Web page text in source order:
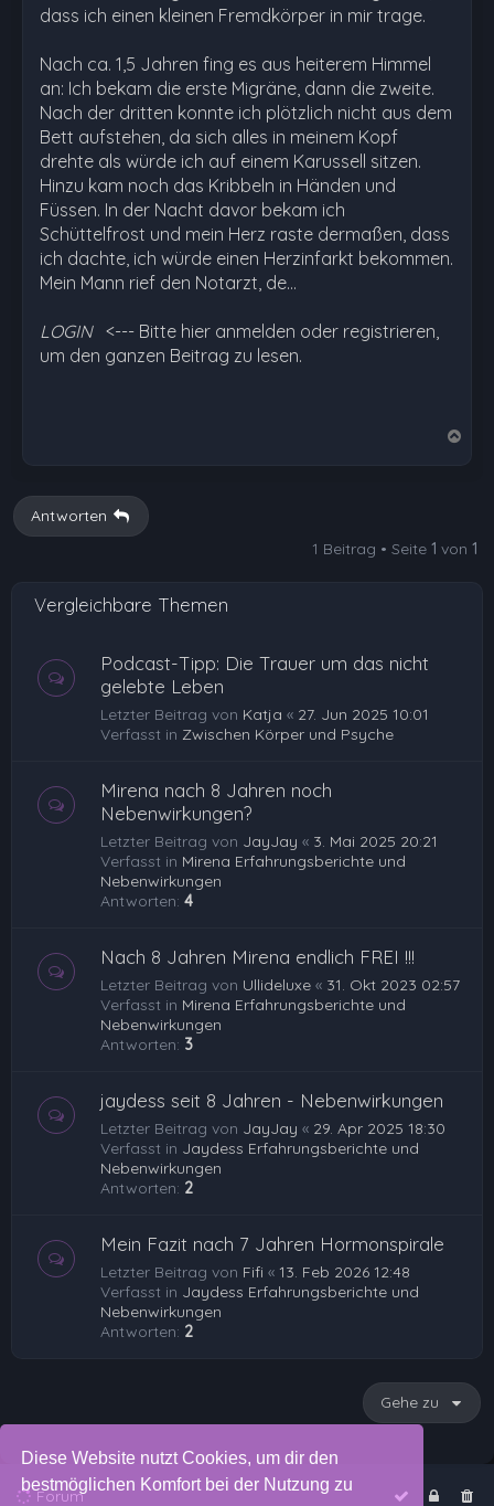
Diese Website nutzt Cookies, um dir den
bestmöglichen Komfort bei der Nutzung zu
dass ich einen kleinen Fremdkörper in mir trage.
Nach ca. 1,5 Jahren fing es aus heiterem Himmel
an: Ich bekam die erste Migräne, dann die zweite.
Nach der dritten konnte ich plötzlich nicht aus dem
Bett aufstehen, da sich alles in meinem Kopf
drehte als würde ich auf einem Karussell sitzen.
Hinzu kam noch das Kribbeln in Händen und
Füssen. In der Nacht davor bekam ich
Schüttelfrost und mein Herz raste dermaßen, dass
ich dachte, ich würde einen Herzinfarkt bekommen.
Mein Mann rief den Notarzt, de…
LOGIN <--- Bitte hier anmelden oder registrieren,
um den ganzen Beitrag zu lesen.
b
Antworten
1 Beitrag • Seite 1 von 1
Vergleichbare Themen
Podcast-Tipp: Die Trauer um das nicht
gelebte Leben
Letzter Beitrag von Katja « 27. Jun 2025 10:01
Verfasst in Zwischen Körper und Psyche
Mirena nach 8 Jahren noch
Nebenwirkungen?
Letzter Beitrag von JayJay « 3. Mai 2025 20:21
Verfasst in Mirena Erfahrungsberichte und
Nebenwirkungen
Antworten: 4
Nach 8 Jahren Mirena endlich FREI !!!
Letzter Beitrag von Ullideluxe « 31. Okt 2023 02:57
Verfasst in Mirena Erfahrungsberichte und
Nebenwirkungen
Antworten: 3
jaydess seit 8 Jahren - Nebenwirkungen
Letzter Beitrag von JayJay « 29. Apr 2025 18:30
Verfasst in Jaydess Erfahrungsberichte und
Nebenwirkungen
Antworten: 2
Mein Fazit nach 7 Jahren Hormonspirale
Letzter Beitrag von Fifi « 13. Feb 2026 12:48
Verfasst in Jaydess Erfahrungsberichte und
Nebenwirkungen
Antworten: 2
Gehe zu
Forum